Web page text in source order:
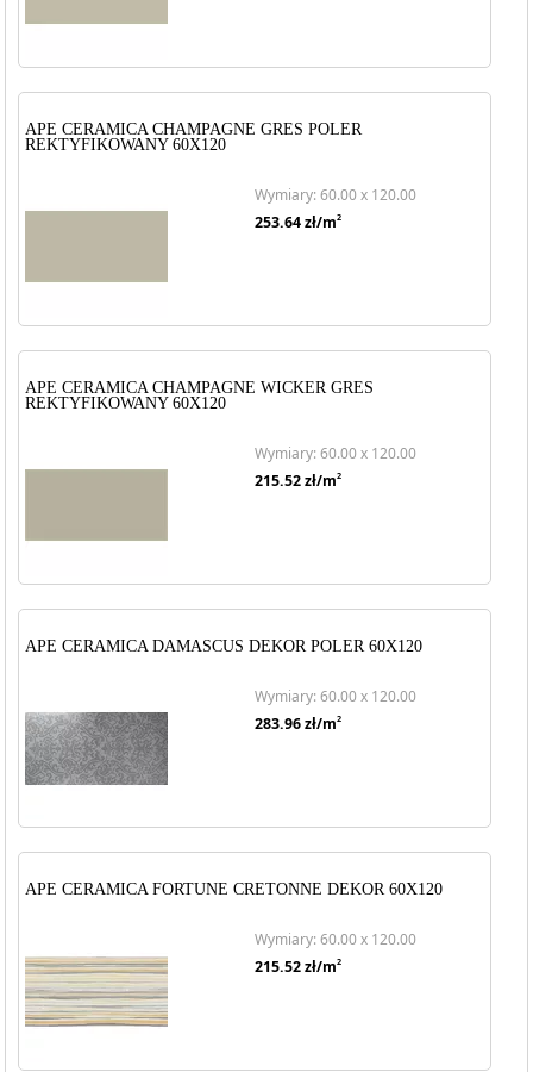
APE CERAMICA CHAMPAGNE GRES POLER
REKTYFIKOWANY 60X120
Wymiary: 60.00 x 120.00
253.64zł/m2
APE CERAMICA CHAMPAGNE WICKER GRES
REKTYFIKOWANY 60X120
Wymiary: 60.00 x 120.00
215.52zł/m2
APE CERAMICA DAMASCUS DEKOR POLER 60X120
Wymiary: 60.00 x 120.00
283.96zł/m2
APE CERAMICA FORTUNE CRETONNE DEKOR 60X120
Wymiary: 60.00 x 120.00
215.52zł/m2